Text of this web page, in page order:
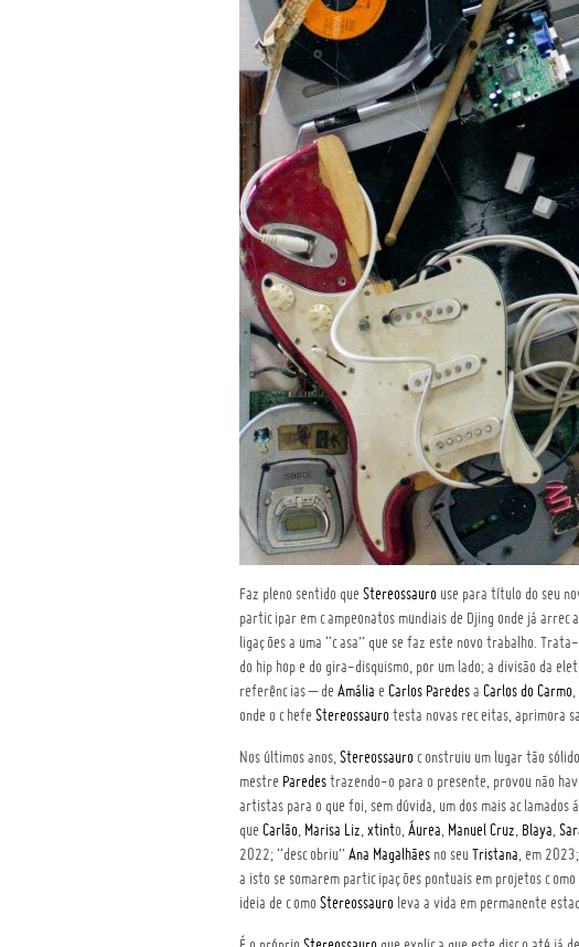
Faz pleno sentido que Stereossaurouse para título do seu
participar em campeonatos mundiais de Djing onde já
ligações a uma “casa” que se faz este novo trabalho.
do hip hop e do gira-disquismo, por um lado; a divisão da
referências – de Amália e Carlos Paredesa Carlos do Carmo,
onde o chefe Stereossaurotesta novas receitas, aprimora
Nos últimos anos, Stereossauroconstruiu um lugar tão
mestre Paredestrazendo-o para o presente, provou não
artistas para o que foi, sem dúvida, um dos mais
que Carlão, Marisa Liz, xtinto, Áurea, Manuel Cruz, Blaya,
2022; “descobriu” Ana Magalhãesno seu Tristana, em
a isto se somarem participações pontuais em projetos como
ideia de como Stereossauroleva a vida em permanente